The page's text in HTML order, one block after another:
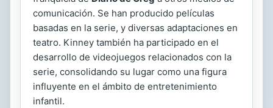
comunicación. Se han producido películas
basadas en la serie, y diversas adaptaciones en
teatro. Kinney también ha participado en el
desarrollo de videojuegos relacionados con la
serie, consolidando su lugar como una figura
influyente en el ámbito de entretenimiento
infantil.